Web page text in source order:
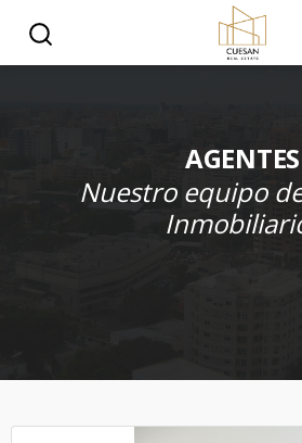
AGENTES
Nuestro equipo